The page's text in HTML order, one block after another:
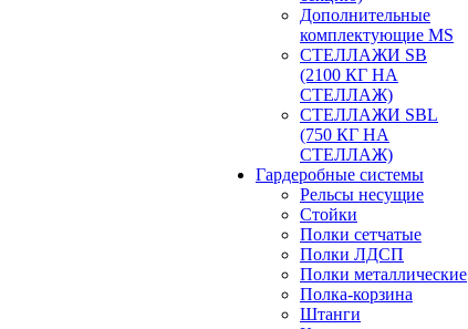
Дополнительные
комплектующие MS
СТЕЛЛАЖИ SB
(2100 КГ НА
СТЕЛЛАЖ)
СТЕЛЛАЖИ SBL
(750 КГ НА
СТЕЛЛАЖ)
Гардеробные системы
Рельсы несущие
Стойки
Полки сетчатые
Полки ЛДСП
Полки металлические
Полка-корзина
Штанги